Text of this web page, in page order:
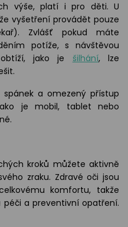
výše, platí i pro děti. U
vyšetření provádět pouze
Zvlášť pokud máte
potíže, s návštěvou
jako je šilhání, lze
a omezený přístup
je mobil, tablet nebo
kroků můžete aktivně
zraku. Zdravé oči jsou
komfortu, takže
a preventivní opatření.